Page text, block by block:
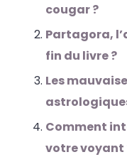
cougar ?
Partagora,
fin du livre ?
Les
Comment
votre voyant